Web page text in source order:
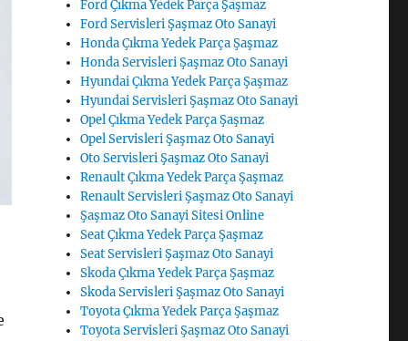
Ford Çıkma Yedek Parça Şaşmaz
Ford Servisleri Şaşmaz Oto Sanayi
Honda Çıkma Yedek Parça Şaşmaz
Honda Servisleri Şaşmaz Oto Sanayi
Hyundai Çıkma Yedek Parça Şaşmaz
Hyundai Servisleri Şaşmaz Oto Sanayi
Opel Çıkma Yedek Parça Şaşmaz
Opel Servisleri Şaşmaz Oto Sanayi
Oto Servisleri Şaşmaz Oto Sanayi
Renault Çıkma Yedek Parça Şaşmaz
Renault Servisleri Şaşmaz Oto Sanayi
Şaşmaz Oto Sanayi Sitesi Online
Seat Çıkma Yedek Parça Şaşmaz
Seat Servisleri Şaşmaz Oto Sanayi
Skoda Çıkma Yedek Parça Şaşmaz
Skoda Servisleri Şaşmaz Oto Sanayi
Toyota Çıkma Yedek Parça Şaşmaz
Toyota Servisleri Şaşmaz Oto Sanayi